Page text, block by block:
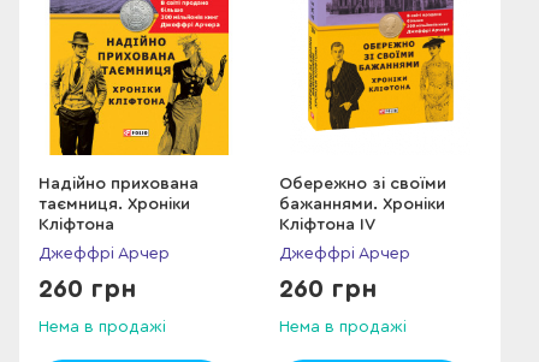
Надійно прихована
таємниця. Хроніки
Кліфтона
Джеффрі Арчер
260 грн
Нема в продажі
Обережно зі своїми
бажаннями. Хроніки
Кліфтона IV
Джеффрі Арчер
260 грн
Нема в продажі